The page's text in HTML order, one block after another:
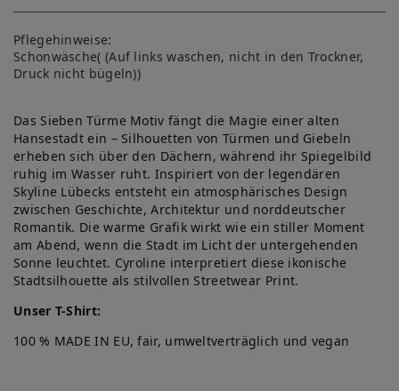
te
Pflegehinweise:
Schonwäsche( (Auf links waschen, nicht in den Trockner,
Druck nicht bügeln))
Das Sieben Türme Motiv fängt die Magie einer alten
Hansestadt ein – Silhouetten von Türmen und Giebeln
erheben sich über den Dächern, während ihr Spiegelbild
ruhig im Wasser ruht. Inspiriert von der legendären
Skyline Lübecks entsteht ein atmosphärisches Design
zwischen Geschichte, Architektur und norddeutscher
Romantik. Die warme Grafik wirkt wie ein stiller Moment
am Abend, wenn die Stadt im Licht der untergehenden
Sonne leuchtet. Cyroline interpretiert diese ikonische
Stadtsilhouette als stilvollen Streetwear Print.
Unser T-Shirt:
100 % MADE IN EU, fair, umweltverträglich und vegan